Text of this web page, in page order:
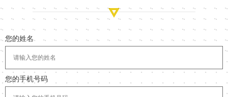
您的姓名
您的手机号码